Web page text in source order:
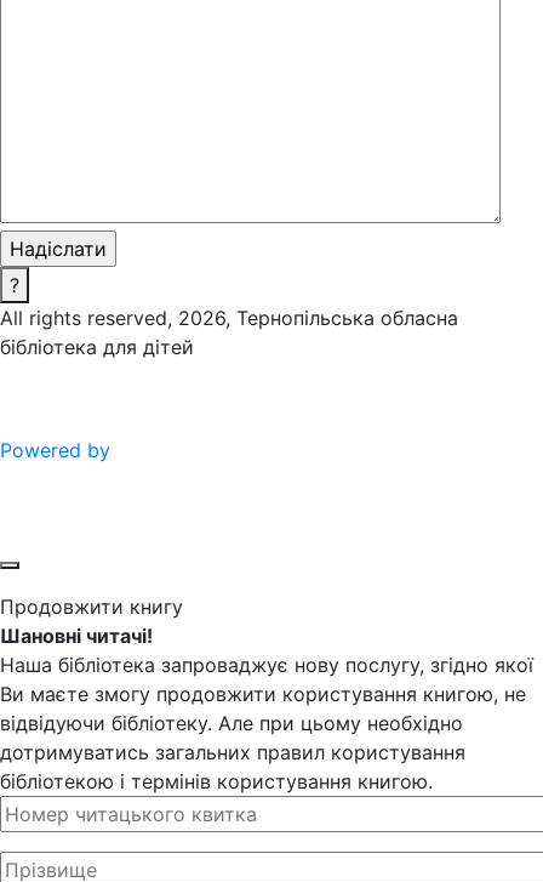
?
All rights reserved, 2026, Тернопільська обласна
бібліотека для дітей
Powered by
Продовжити книгу
Шановні читачі!
Наша бібліотека запроваджує нову послугу, згідно якої
Ви маєте змогу продовжити користування книгою, не
відвідуючи бібліотеку. Але при цьому необхідно
дотримуватись загальних правил користування
бібліотекою і термінів користування книгою.